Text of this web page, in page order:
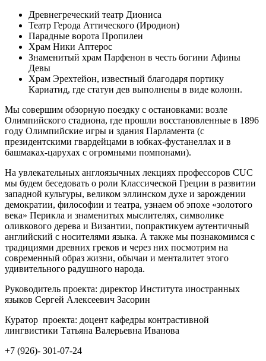
Древнегреческий театр Диониса
Театр Герода Аттического (Иродион)
Парадные ворота Пропилеи
Храм Ники Аптерос
Знаменитый храм Парфенон в честь богини Афины
Девы
Храм Эрехтейон, известный благодаря портику
Кариатид, где статуи дев выполнены в виде колонн.
Мы совершим обзорную поездку с остановками: возле
Олимпийского стадиона, где прошли восстановленные в 1896
году Олимпийские игры и здания Парламента (с
президентскими гвардейцами в юбках-фустанеллах и в
башмаках-царухах с огромными помпонами).
На увлекательных англоязычных лекциях профессоров CUC
мы будем беседовать о роли Классической Греции в развитии
западной культуры, великом эллинском духе и зарождении
демократии, философии и театра, узнаем об эпохе «золотого
века» Перикла и знаменитых мыслителях, символике
оливкового дерева и Византии, попрактикуем аутентичный
английский с носителями языка. А также мы познакомимся с
традициями древних греков и через них посмотрим на
современный образ жизни, обычаи и менталитет этого
удивительного радушного народа.
Руководитель проекта: директор Института иностранных
языков Сергей Алексеевич Засорин
Куратор проекта: доцент кафедры контрастивной
лингвистики Татьяна Валерьевна Иванова
+7 (926)- 301-07-24